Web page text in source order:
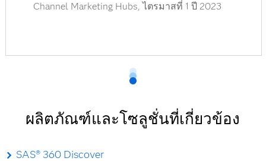
Channel Marketing Hubs, ไตรมาสที่ 1 ปี 2023
ผลิตภัณฑ์และโซลูชั่นที่เกี่ยวข้อง
SAS® 360 Discover